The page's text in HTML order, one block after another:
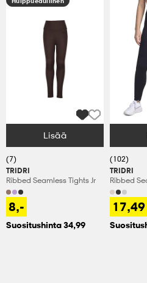
Valitse Koko
Lisää
(7)
TRIDRI
Ribbed Seamless Tights Jr
8,-
Suositushinta 34,99
(102)
TRIDRI
Ribbed
17,49